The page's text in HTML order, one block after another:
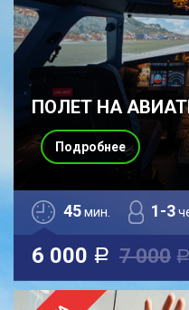
ПОЛЕТ НА
45мин. 1-3
6 000 a 7 000 a
Подробнее